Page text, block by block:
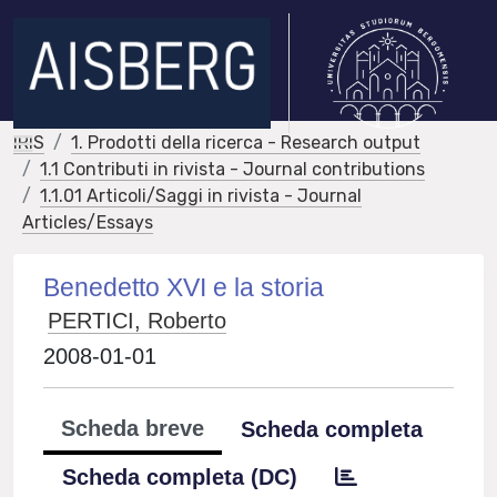
IRIS
1. Prodotti della ricerca - Research output
1.1 Contributi in rivista - Journal contributions
1.1.01 Articoli/Saggi in rivista - Journal
Articles/Essays
Benedetto XVI e la storia
PERTICI, Roberto
2008-01-01
Scheda breve
Scheda completa
Scheda completa (DC)